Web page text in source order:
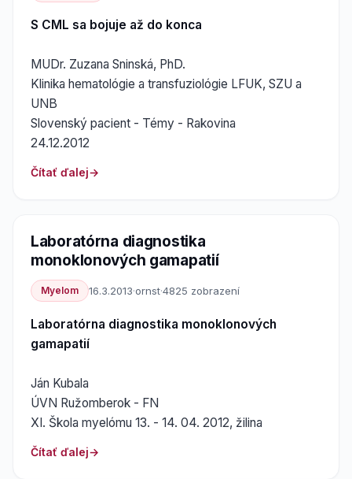
S CML sa bojuje až do konca
MUDr. Zuzana Sninská, PhD.
Klinika hematológie a transfuziológie LFUK, SZU a
UNB
Slovenský pacient - Témy - Rakovina
24.12.2012
Čítať ďalej
Laboratórna diagnostika
monoklonových gamapatií
Myelom 16.3.2013·ornst·4825 zobrazení
Laboratórna diagnostika monoklonových
gamapatií
Ján Kubala
ÚVN Ružomberok - FN
XI. Škola myelómu 13. - 14. 04. 2012, žilina
Čítať ďalej